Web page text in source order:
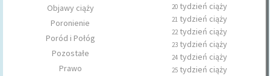
Objawy ciąży
Poronienie
Poród i Połóg
Pozostałe
Prawo
20 tydzień ciąży
21 tydzień ciąży
22tydzień ciąży
23 tydzień ciąży
24 tydzień ciąży
25 tydzień ciąży